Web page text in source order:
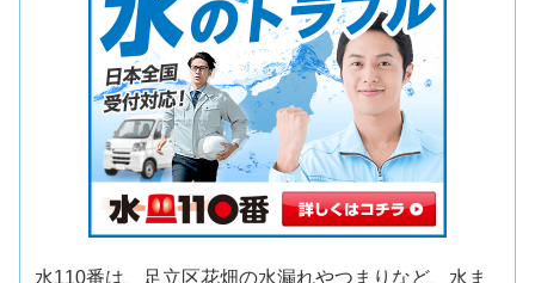
水110番は、足立区花畑の水漏れやつまりなど、水ま